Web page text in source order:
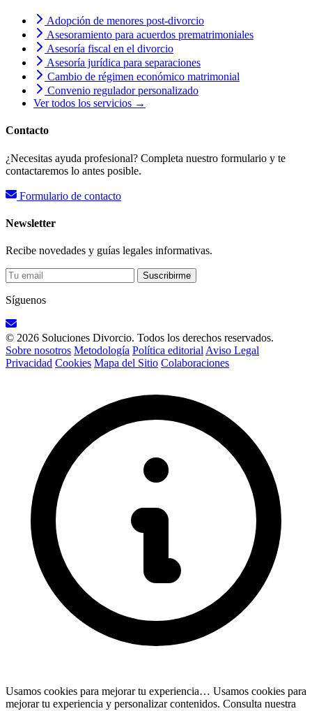
Adopción de menores post-divorcio
Asesoramiento para acuerdos prematrimoniales
Asesoría fiscal en el divorcio
Asesoría jurídica para separaciones
Cambio de régimen económico matrimonial
Convenio regulador personalizado
Ver todos los servicios →
Contacto
¿Necesitas ayuda profesional? Completa nuestro formulario y te
contactaremos lo antes posible.
Formulario de contacto
Newsletter
Recibe novedades y guías legales informativas.
Suscribirme
Síguenos
© 2026 Soluciones Divorcio. Todos los derechos reservados.
Sobre nosotros Metodología Política editorial Aviso Legal
Privacidad Cookies Mapa del Sitio Colaboraciones
Usamos cookies para mejorar tu experiencia… Usamos cookies para
mejorar tu experiencia y personalizar contenidos. Consulta nuestra